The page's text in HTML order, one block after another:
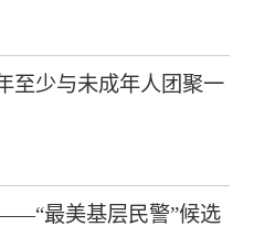
至少与未成年人团聚一
最美基层民警”候选